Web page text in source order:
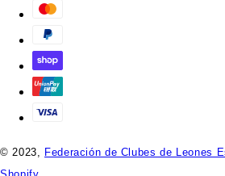
© 2023, Federación de Clubes de Leones